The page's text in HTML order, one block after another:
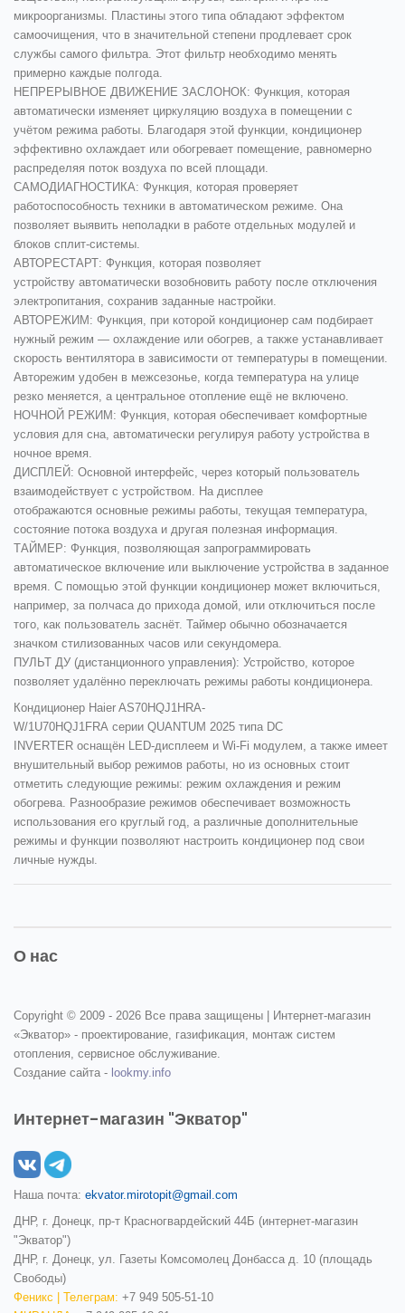
микроорганизмы. Пластины этого типа обладают эффектом
самоочищения, что в значительной степени продлевает срок
службы самого фильтра. Этот фильтр необходимо менять
примерно каждые полгода.
НЕПРЕРЫВНОЕ ДВИЖЕНИЕ ЗАСЛОНОК: Функция, которая
автоматически изменяет циркуляцию воздуха в помещении с
учётом режима работы. Благодаря этой функции, кондиционер
эффективно охлаждает или обогревает помещение, равномерно
распределяя поток воздуха по всей площади.
САМОДИАГНОСТИКА: Функция, которая проверяет
работоспособность техники в автоматическом режиме. Она
позволяет выявить неполадки в работе отдельных модулей и
блоков сплит-системы.
АВТОРЕСТАРТ: Функция, которая позволяет
устройству автоматически возобновить работу после отключения
электропитания, сохранив заданные настройки.
АВТОРЕЖИМ: Функция, при которой кондиционер сам подбирает
нужный режим — охлаждение или обогрев, а также устанавливает
скорость вентилятора в зависимости от температуры в помещении.
Авторежим удобен в межсезонье, когда температура на улице
резко меняется, а центральное отопление ещё не включено.
НОЧНОЙ РЕЖИМ: Функция, которая обеспечивает комфортные
условия для сна, автоматически регулируя работу устройства в
ночное время.
ДИСПЛЕЙ: Основной интерфейс, через который пользователь
взаимодействует с устройством. На дисплее
отображаются основные режимы работы, текущая температура,
состояние потока воздуха и другая полезная информация.
ТАЙМЕР: Функция, позволяющая запрограммировать
автоматическое включение или выключение устройства в заданное
время. С помощью этой функции кондиционер может включиться,
например, за полчаса до прихода домой, или отключиться после
того, как пользователь заснёт. Таймер обычно обозначается
значком стилизованных часов или секундомера.
ПУЛЬТ ДУ (дистанционного управления): Устройство, которое
позволяет удалённо переключать режимы работы кондиционера.
Кондиционер Haier AS70HQJ1HRA-
W/1U70HQJ1FRA серии QUANTUM 2025 типа DC
INVERTE R оснащён LED-дисплеем и Wi-Fi модулем, а также имеет
внушительный выбор режимов работы, но из основных стоит
отметить следующие режимы: режим охлаждения и режим
обогрева. Разнообразие режимов обеспечивает возможность
использования его круглый год, а различные дополнительные
режимы и функции позволяют настроить кондиционер под свои
личные нужды.
О нас
Copyright © 2009 - 2026 Все права защищены | Интернет-магазин
«Экватор» - проектирование, газификация, монтаж систем
отопления, сервисное обслуживание.
Создание сайта - lookmy.info
Интернет-магазин "Экватор"
Наша почта: ekvator.mirotopit@gmail.com
ДНР, г. Донецк, пр-т Красногвардейский 44Б (интернет-магазин
"Экватор")
ДНР, г. Донецк, ул. Газеты Комсомолец Донбасса д. 10 (площадь
Свободы)
Феникс | Телеграм: +7 949 505-51-10